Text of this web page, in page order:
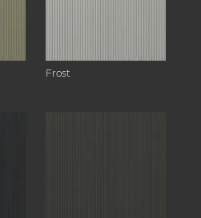
Frost